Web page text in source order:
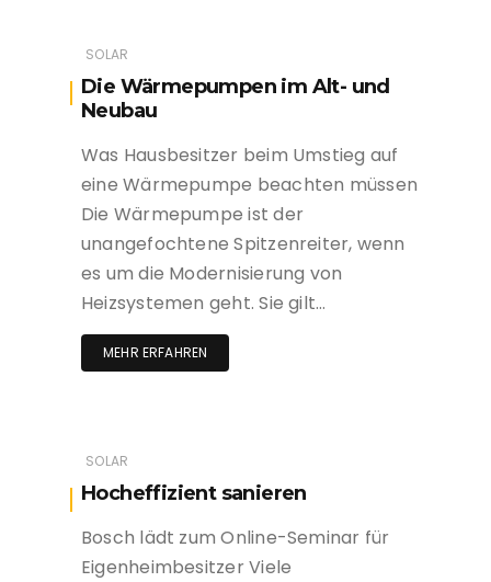
SOLAR
Die Wärmepumpen im Alt- und
Neubau
Was Hausbesitzer beim Umstieg auf
eine Wärmepumpe beachten müssen
Die Wärmepumpe ist der
unangefochtene Spitzenreiter, wenn
es um die Modernisierung von
Heizsystemen geht. Sie gilt…
MEHR ERFAHREN
SOLAR
Hocheffizient sanieren
Bosch lädt zum Online-Seminar für
Eigenheimbesitzer Viele